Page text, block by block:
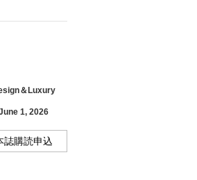
＆Luxury
1, 2026
誌購読申込